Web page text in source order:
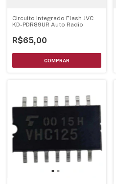
Circuito Integrado Flash JVC
KD-PDR89UR Auto Radio
R$65,00